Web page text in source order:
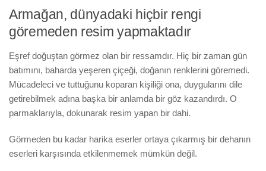
Armağan, dünyadaki hiçbir rengi
göremeden resim yapmaktadır
Eşref doğuştan görmez olan bir ressamdır. Hiç bir zaman gün
batımını, baharda yeşeren çiçeği, doğanın renklerini göremedi.
Mücadeleci ve tuttuğunu koparan kişiliği ona, duygularını dile
getirebilmek adına başka bir anlamda bir göz kazandırdı. O
parmaklarıyla, dokunarak resim yapan bir dahi.
Görmeden bu kadar harika eserler ortaya çıkarmış bir dehanın
eserleri karşısında etkilenmemek mümkün değil.